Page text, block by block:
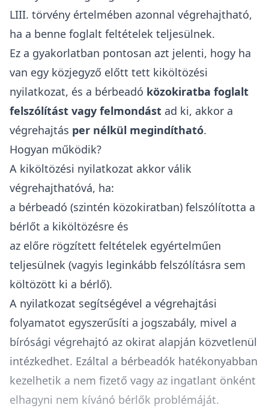
LIII. törvény értelmében azonnal végrehajtható,
ha a benne foglalt feltételek teljesülnek.
Ez a gyakorlatban pontosan azt jelenti, hogy ha
van egy közjegyző előtt tett kiköltözési
nyilatkozat, és a bérbeadó közokiratba foglalt
felszólítást vagy felmondást ad ki, akkor a
végrehajtás per nélkül megindítható.
Hogyan működik?
A kiköltözési nyilatkozat akkor válik
végrehajthatóvá, ha:
a bérbeadó (szintén közokiratban) felszólította a
bérlőt a kiköltözésre és
az előre rögzített feltételek egyértelműen
teljesülnek (vagyis leginkább felszólításra sem
költözött ki a bérlő).
A nyilatkozat segítségével a végrehajtási
folyamatot egyszerűsíti a jogszabály, mivel a
bírósági végrehajtó az okirat alapján közvetlenül
intézkedhet. Ezáltal a bérbeadók hatékonyabban
kezelhetik a nem fizető vagy az ingatlant önként
elhagyni nem kívánó bérlők problémáját.